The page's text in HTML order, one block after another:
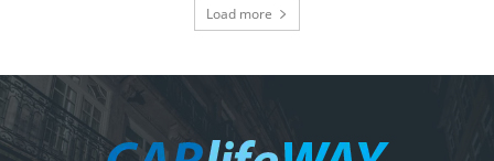
Load more